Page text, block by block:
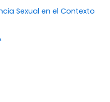
Sexual en el Contexto